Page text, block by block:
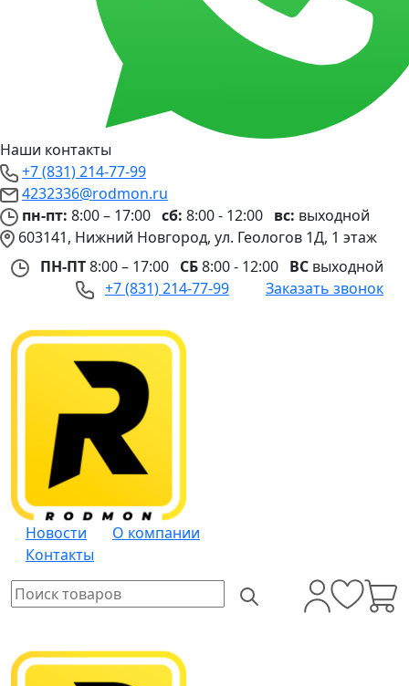
Наши контакты
+7 (831) 214-77-99
4232336@rodmon.ru
пн-пт: 8:00 – 17:00 сб: 8:00 - 12:00 вс: выходной
603141, Нижний Новгород, ул. Геологов 1Д, 1 этаж
ПН-ПТ8:00 – 17:00 СБ8:00 - 12:00 ВС выходной
+7 (831) 214-77-99
Заказать звонок
Новости
О компании
Контакты